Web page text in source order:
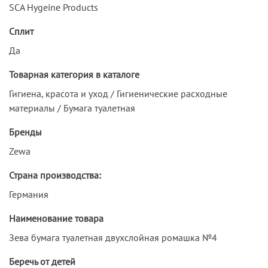
SCA Hygeine Products
Сплит
Да
Товарная категория в каталоге
Гигиена, красота и уход / Гигиенические расходные
материалы / Бумага туалетная
Бренды
Zewa
Страна производства:
Германия
Наименование товара
Зева бумага туалетная двухслойная ромашка №4
Беречь от детей